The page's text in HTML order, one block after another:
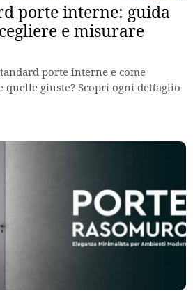
porte interne: guida
e misurare
porte interne e come
giuste? Scopri ogni dettaglio